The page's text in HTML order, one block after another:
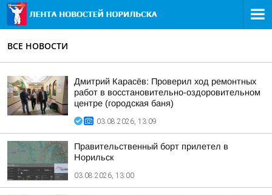
ВСЕ НОВОСТИ
Дмитрий Карасёв: Проверил ход ремонтных
работ в восстановительно-оздоровительном
центре (городская баня)
03.08.2026, 13:09
Правительственный борт прилетел в
Норильск
03.08.2026, 13:00